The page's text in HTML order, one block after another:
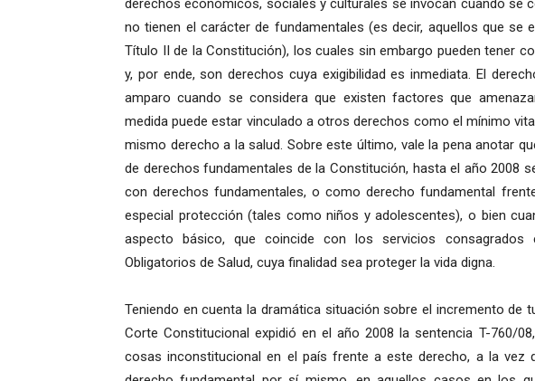
derechos económicos, sociales y culturales se invocan cuando se
no tienen el carácter de fundamentales (es decir, aquellos que se
Título II de la Constitución), los cuales sin embargo pueden tener
y, por ende, son derechos cuya exigibilidad es inmediata. El
amparo cuando se considera que existen factores que
medida puede estar vinculado a otros derechos como el mínimo
mismo derecho a la salud. Sobre este último, vale la pena anotar
de derechos fundamentales de la Constitución, hasta el año 2008
con derechos fundamentales, o como derecho fundamental
especial protección (tales como niños y adolescentes), o bien
aspecto básico, que coincide con los servicios
Obligatorios de Salud, cuya finalidad sea proteger la vida digna.
Teniendo en cuenta la dramática situación sobre el incremento de
Corte Constitucional expidió en el año 2008 la sentencia T-760/
cosas inconstitucional en el país frente a este derecho, a la vez